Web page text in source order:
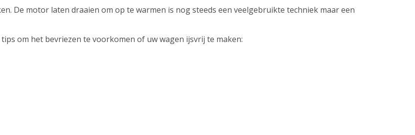
De motor laten draaien om op te warmen is nog steeds een veelgebruikte techniek maar een
om het bevriezen te voorkomen of uw wagen ijsvrij te maken: